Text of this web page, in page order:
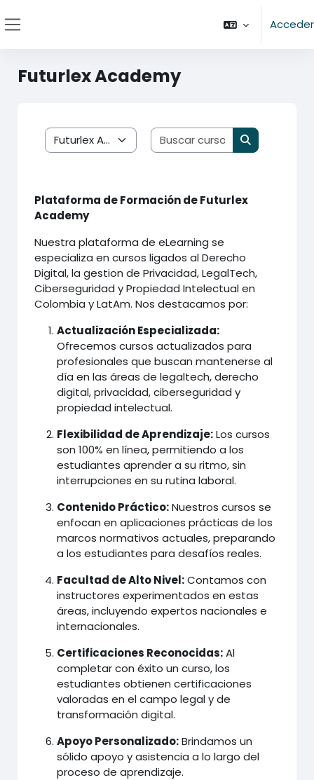
Acceder
Futurlex Academy
Categorías
Buscar cursos
Buscar
Plataforma de Formación de Futurlex
Academy
Nuestra plataforma de eLearning se
especializa en cursos ligados al Derecho
Digital, la gestion de Privacidad, LegalTech,
Ciberseguridad y Propiedad Intelectual en
Colombia y LatAm. Nos destacamos por:
Actualización Especializada:
Ofrecemos cursos actualizados para
profesionales que buscan mantenerse al
día en las áreas de legaltech, derecho
digital, privacidad, ciberseguridad y
propiedad intelectual.
Flexibilidad de Aprendizaje:Los cursos
son 100% en línea, permitiendo a los
estudiantes aprender a su ritmo, sin
interrupciones en su rutina laboral.
Contenido Práctico:Nuestros cursos se
enfocan en aplicaciones prácticas de los
marcos normativos actuales, preparando
a los estudiantes para desafíos reales.
Facultad de Alto Nivel:Contamos con
instructores experimentados en estas
áreas, incluyendo expertos nacionales e
internacionales.
Certificaciones Reconocidas:Al
completar con éxito un curso, los
estudiantes obtienen certificaciones
valoradas en el campo legal y de
transformación digital.
Apoyo Personalizado:Brindamos un
sólido apoyo y asistencia a lo largo del
proceso de aprendizaje.